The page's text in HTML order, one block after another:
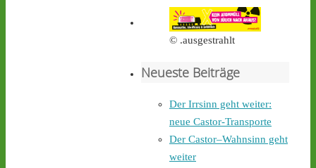
castor-stoppen.de/ticker/
#atommüll #castor
castor-stoppen.de
stoppen!
2 4
© .ausgestrahlt
Neueste Beiträge
Der Irrsinn geht weiter:
neue Castor-Transporte
Der Castor–Wahnsinn geht
weiter